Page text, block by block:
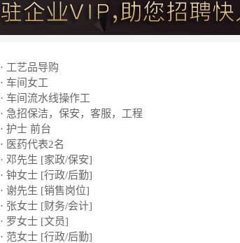
· 工艺品导购
· 车间女工
· 车间流水线操作工
· 急招保洁，保安，客服，工程
· 护士 前台
· 医药代表2名
· 邓先生 [家政/保安]
· 钟女士 [行政/后勤]
· 谢先生 [销售岗位]
· 张女士 [财务/会计]
· 罗女士 [文员]
· 范女士 [行政/后勤]